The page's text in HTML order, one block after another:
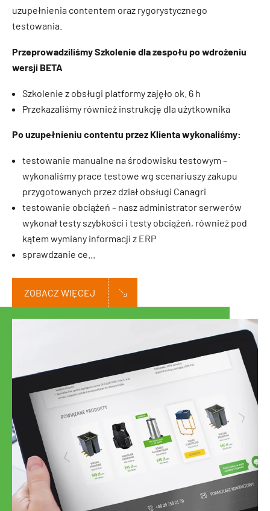
uzupełnienia contentem oraz rygorystycznego
testowania.
Przeprowadziliśmy Szkolenie dla zespołu po wdrożeniu
wersji BETA
Szkolenie z obsługi platformy zajęło ok. 6 h
Przekazaliśmy również instrukcję dla użytkownika
Po uzupełnieniu contentu przez Klienta wykonaliśmy:
testowanie manualne na środowisku testowym –
wykonaliśmy prace testowe wg scenariuszy zakupu
przygotowanych przez dział obsługi Canagri
testowanie obciążeń – nasz administrator serwerów
wykonał testy szybkości i testy obciążeń, również pod
kątem wymiany informacji z ERP
sprawdzanie ce...
ZOBACZ WIĘCEJ